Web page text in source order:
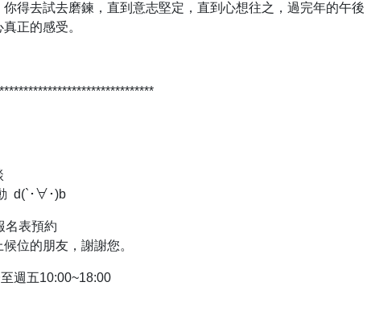
得去試去磨鍊，直到意志堅定，直到心想往之，過完年的午
正的感受。
d(`･∀･)b
名表預約
位的朋友，謝謝您。
週五10:00~18:00